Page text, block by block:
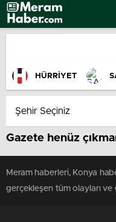
HÜRRİYET
Gazete henüz
Meram haberleri, Konya
gerçekleşen tüm olayları ve